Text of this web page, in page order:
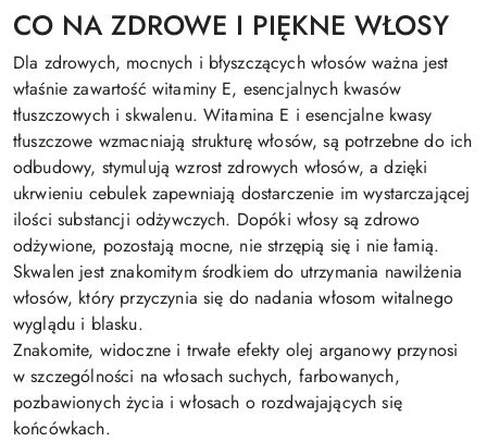
CO NA ZDROWE I PIĘKNE WŁOSY
Dla zdrowych, mocnych i błyszczących włosów ważna jest
właśnie zawartość witaminy E, esencjalnych kwasów
tłuszczowych i skwalenu. Witamina E i esencjalne kwasy
tłuszczowe wzmacniają strukturę włosów, są potrzebne do ich
odbudowy, stymulują wzrost zdrowych włosów, a dzięki
ukrwieniu cebulek zapewniają dostarczenie im wystarczającej
ilości substancji odżywczych. Dopóki włosy są zdrowo
odżywione, pozostają mocne, nie strzępią się i nie łamią.
Skwalen jest znakomitym środkiem do utrzymania nawilżenia
włosów, który przyczynia się do nadania włosom witalnego
wyglądu i blasku.
Znakomite, widoczne i trwałe efekty olej arganowy przynosi
w szczególności na włosach suchych, farbowanych,
pozbawionych życia i włosach o rozdwajających się
końcówkach.